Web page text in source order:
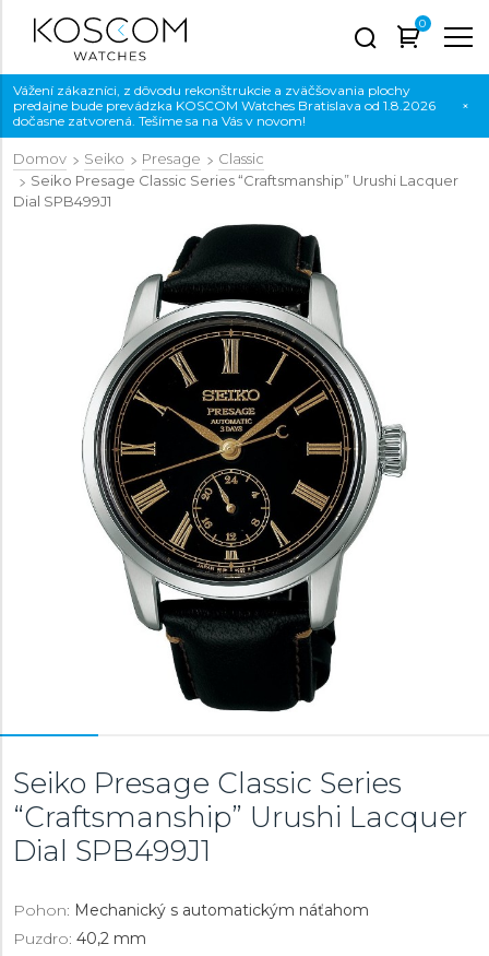
0
Vážení zákazníci, z dôvodu rekonštrukcie a zväčšovania plochy
predajne bude prevádzka KOSCOM Watches Bratislava od 1.8.2026
dočasne zatvorená. Tešíme sa na Vás v novom!
×
Domov Seiko Presage
Classic
Seiko Presage Classic Series “Craftsmanship” Urushi Lacquer
Dial SPB499J1
Seiko Presage Classic Series
“Craftsmanship” Urushi Lacquer
Dial SPB499J1
Pohon: Mechanický s automatickým náťahom
Puzdro: 40,2 mm